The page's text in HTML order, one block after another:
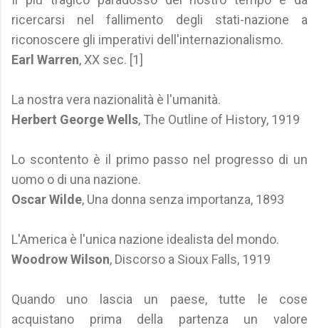
ricercarsi nel fallimento degli stati-nazione a
riconoscere gli imperativi dell'internazionalismo.
Earl Warren, XX sec. [1]
La nostra vera nazionalità è l'umanità.
Herbert George Wells, The Outline of History, 1919
Lo scontento è il primo passo nel progresso di un
uomo o di una nazione.
Oscar Wilde, Una donna senza importanza, 1893
L'America è l'unica nazione idealista del mondo.
Woodrow Wilson, Discorso a Sioux Falls, 1919
Quando uno lascia un paese, tutte le cose
acquistano prima della partenza un valore